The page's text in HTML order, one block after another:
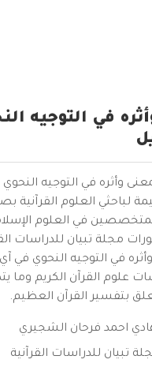
في التوجيه
وأثره في التوجيه
لباحثي العلوم القرآنية
في العلوم
مجلة تبيان للدراسات
في التوجيه النحوي في
علوم القرآن الكريم وما
بتفسير القرآن العظيم.
احمد فرحان الشجيري
تبيان للدراسات القرآنية